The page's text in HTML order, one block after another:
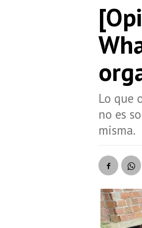
Lo que
no es
misma.